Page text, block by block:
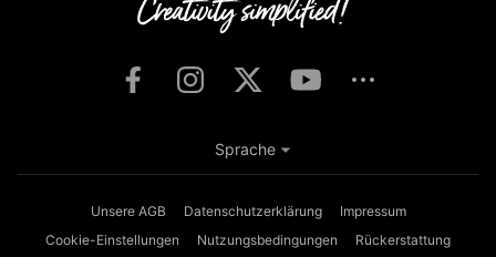
Unsere AGB Datenschutzerklärung
Impressum
Cookie-Einstellungen
Nutzungsbedingungen Rückerstattung
Sprache